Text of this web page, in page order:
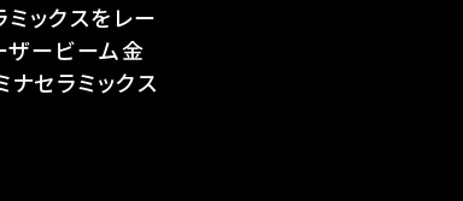
ミックスをレー
ービーム金
セラミックス